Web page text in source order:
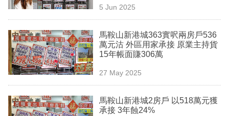
5 Jun 2025
馬鞍山新港城363實呎兩房戶536
萬元沽 外區用家承接 原業主持貨
15年帳面賺306萬
27 May 2025
馬鞍山新港城2房戶 以518萬元獲
承接 3年蝕24%